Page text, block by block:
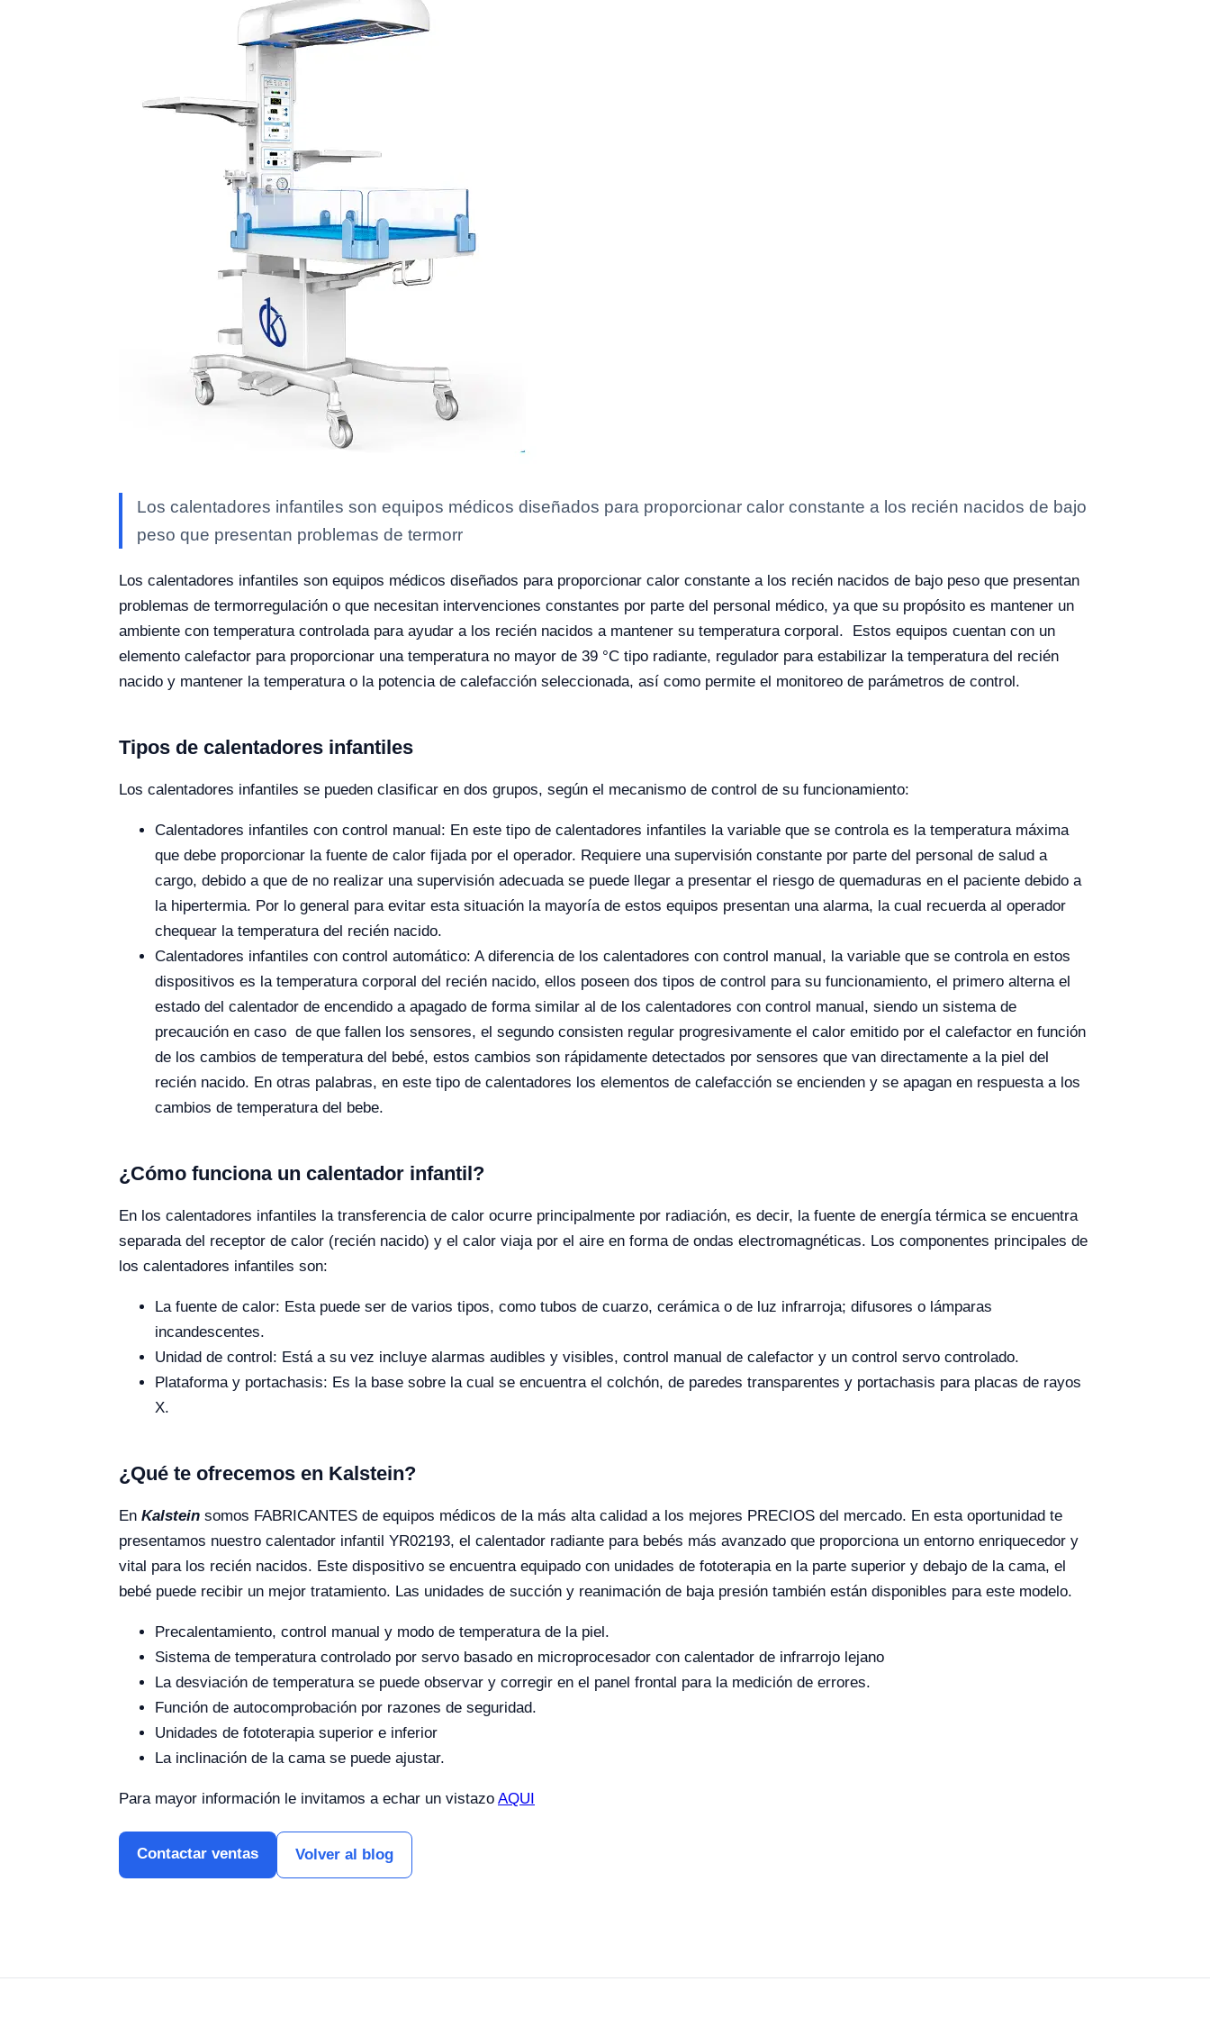
Los calentadores infantiles son equipos médicos diseñados para proporcionar calor constante a los recién nacidos de bajo
peso que presentan problemas de termorr
Los calentadores infantiles son equipos médicos diseñados para proporcionar calor constante a los recién nacidos de bajo peso que presentan
problemas de termorregulación o que necesitan intervenciones constantes por parte del personal médico, ya que su propósito es mantener un
ambiente con temperatura controlada para ayudar a los recién nacidos a mantener su temperatura corporal. Estos equipos cuentan con un
elemento calefactor para proporcionar una temperatura no mayor de 39 °C tipo radiante, regulador para estabilizar la temperatura del recién
nacido y mantener la temperatura o la potencia de calefacción seleccionada, así como permite el monitoreo de parámetros de control.
Tipos de calentadores infantiles
Los calentadores infantiles se pueden clasificar en dos grupos, según el mecanismo de control de su funcionamiento:
Calentadores infantiles con control manual: En este tipo de calentadores infantiles la variable que se controla es la temperatura máxima
que debe proporcionar la fuente de calor fijada por el operador. Requiere una supervisión constante por parte del personal de salud a
cargo, debido a que de no realizar una supervisión adecuada se puede llegar a presentar el riesgo de quemaduras en el paciente debido a
la hipertermia. Por lo general para evitar esta situación la mayoría de estos equipos presentan una alarma, la cual recuerda al operador
chequear la temperatura del recién nacido.
Calentadores infantiles con control automático: A diferencia de los calentadores con control manual, la variable que se controla en estos
dispositivos es la temperatura corporal del recién nacido, ellos poseen dos tipos de control para su funcionamiento, el primero alterna el
estado del calentador de encendido a apagado de forma similar al de los calentadores con control manual, siendo un sistema de
precaución en caso de que fallen los sensores, el segundo consisten regular progresivamente el calor emitido por el calefactor en función
de los cambios de temperatura del bebé, estos cambios son rápidamente detectados por sensores que van directamente a la piel del
recién nacido. En otras palabras, en este tipo de calentadores los elementos de calefacción se encienden y se apagan en respuesta a los
cambios de temperatura del bebe.
¿Cómo funciona un calentador infantil?
En los calentadores infantiles la transferencia de calor ocurre principalmente por radiación, es decir, la fuente de energía térmica se encuentra
separada del receptor de calor (recién nacido) y el calor viaja por el aire en forma de ondas electromagnéticas. Los componentes principales de
los calentadores infantiles son:
La fuente de calor: Esta puede ser de varios tipos, como tubos de cuarzo, cerámica o de luz infrarroja; difusores o lámparas
incandescentes.
Unidad de control: Está a su vez incluye alarmas audibles y visibles, control manual de calefactor y un control servo controlado.
Plataforma y portachasis: Es la base sobre la cual se encuentra el colchón, de paredes transparentes y portachasis para placas de rayos
X.
¿Qué te ofrecemos en Kalstein?
En Kalstein somos FABRICANTES de equipos médicos de la más alta calidad a los mejores PRECIOS del mercado. En esta oportunidad te
presentamos nuestro calentador infantil YR02193, el calentador radiante para bebés más avanzado que proporciona un entorno enriquecedor y
vital para los recién nacidos. Este dispositivo se encuentra equipado con unidades de fototerapia en la parte superior y debajo de la cama, el
bebé puede recibir un mejor tratamiento. Las unidades de succión y reanimación de baja presión también están disponibles para este modelo.
Precalentamiento, control manual y modo de temperatura de la piel.
Sistema de temperatura controlado por servo basado en microprocesador con calentador de infrarrojo lejano
La desviación de temperatura se puede observar y corregir en el panel frontal para la medición de errores.
Función de autocomprobación por razones de seguridad.
Unidades de fototerapia superior e inferior
La inclinación de la cama se puede ajustar.
Para mayor información le invitamos a echar un vistazo AQUI
Contactar ventas Volver al blog